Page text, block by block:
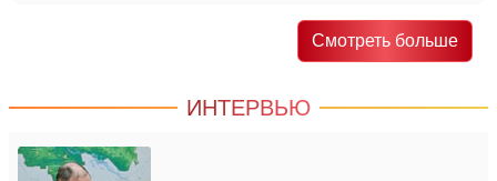
Смотреть больше
ИНТЕРВЬЮ